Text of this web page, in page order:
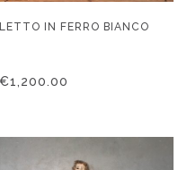
LETTO IN FERRO BIANCO
€1,200.00